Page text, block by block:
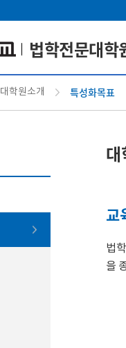
법학전문대학
대학원소개 특성화목표
교
법
을